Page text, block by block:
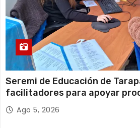
Seremi de Educación de
facilitadores para apoyar
Escolar 2027
Ago 5, 2026